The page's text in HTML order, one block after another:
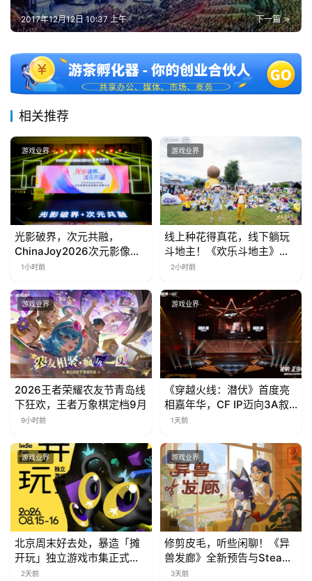
对
接
会
上
海
站
中
(
中
国
下一篇
2017年12月12日 10:37 上午
相关推荐
游戏业界
光影破界，次元共融，
ChinaJoy2026次元影像生
态标准化发展大会盛大召开
1小时前
游戏业界
线上种花得真花，线下躺玩
斗地主！《欢乐斗地主》欢
乐中国行·云南站精彩盘点
2小时前
游戏业界
2026王者荣耀农友节青岛线
下狂欢，王者万象棋定档9月
9小时前
游戏业界
《穿越火线：潜伏》首度亮
相嘉年华，CF IP迈向3A叙
事新高度
1天前
游戏业界
北京周末好去处，暴造「摊
开玩」独立游戏市集正式开
票！
2天前
游戏业界
修剪皮毛，听些闲聊！《异
兽发廊》全新预告与Steam
免费试玩公开
3天前